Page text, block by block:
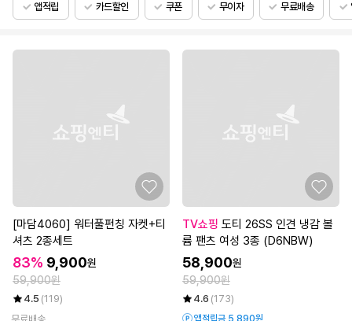
앱적립 카드할인 쿠폰 무이자 무료배송
[마담4060] 워터풀펀칭 자켓+티
셔츠 2종세트
83% 9,900원
59,900원
4.5 (119)
TV쇼핑
륨 팬츠 여성 3종 (D6NBW)
58,900원
59,900원
4.6 (173)
앱적립금 5,890원